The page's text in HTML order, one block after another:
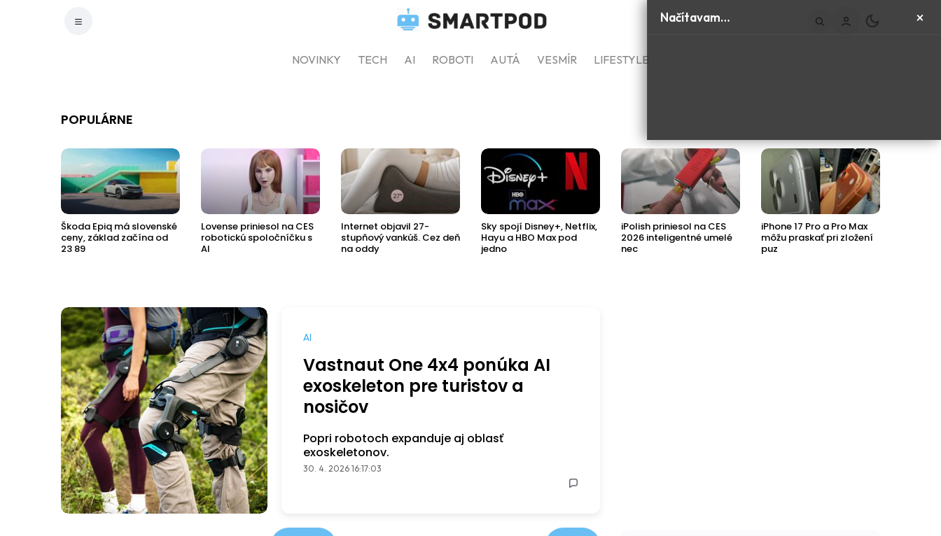
Načítavam… ×
NOVINKY TECH AI ROBOTI AUTÁ VESMÍR LIFESTYLE
POPULÁRNE
Škoda Epiq má slovenské
ceny, základ začína od
23 89
Lovense priniesol na CES
robotickú spoločníčku s
AI
Internet objavil 27-
stupňový vankúš. Cez deň
na oddy
Sky spojí Disney+, Netflix,
Hayu a HBO Max pod
jedno
iPolish priniesol na CES
2026 inteligentné umelé
nec
iPhone 17 Pro a Pro Max
môžu praskať pri zložení
puz
AI
Vastnaut One 4x4 ponúka AI
exoskeleton pre turistov a
nosičov
Popri robotoch expanduje aj oblasť
exoskeletonov.
30. 4. 2026 16:17:03